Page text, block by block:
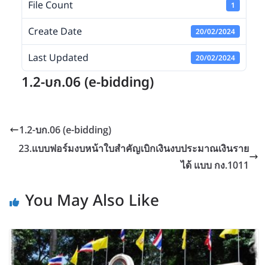
File Count 1
Create Date 20/02/2024
Last Updated 20/02/2024
1.2-บก.06 (e-bidding)
1.2-บก.06 (e-bidding)
23.แบบฟอร์มงบหน้าใบสำคัญเบิกเงินงบประมาณเงินราย
ได้ แบบ กง.1011
You May Also Like